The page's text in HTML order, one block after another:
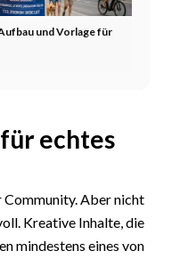
und Vorlage für
echtes
Aber nicht
Kreative Inhalte, die
mindestens eines von